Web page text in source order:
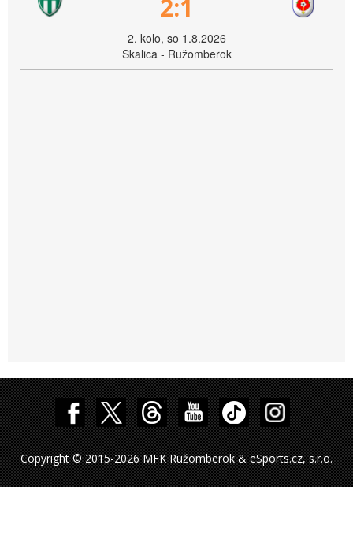
2:1
2. kolo, so 1.8.2026
Skalica - Ružomberok
Copyright © 2015-2026 MFK Ružomberok & eSports.cz, s.r.o.